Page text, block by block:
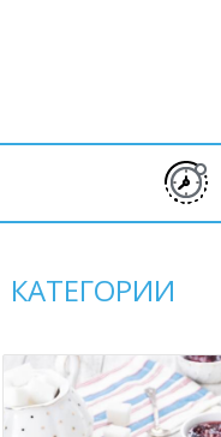
КАТЕГОРИИ